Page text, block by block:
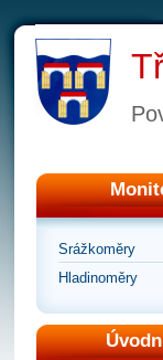
Srážkoměry
Hladinoměry